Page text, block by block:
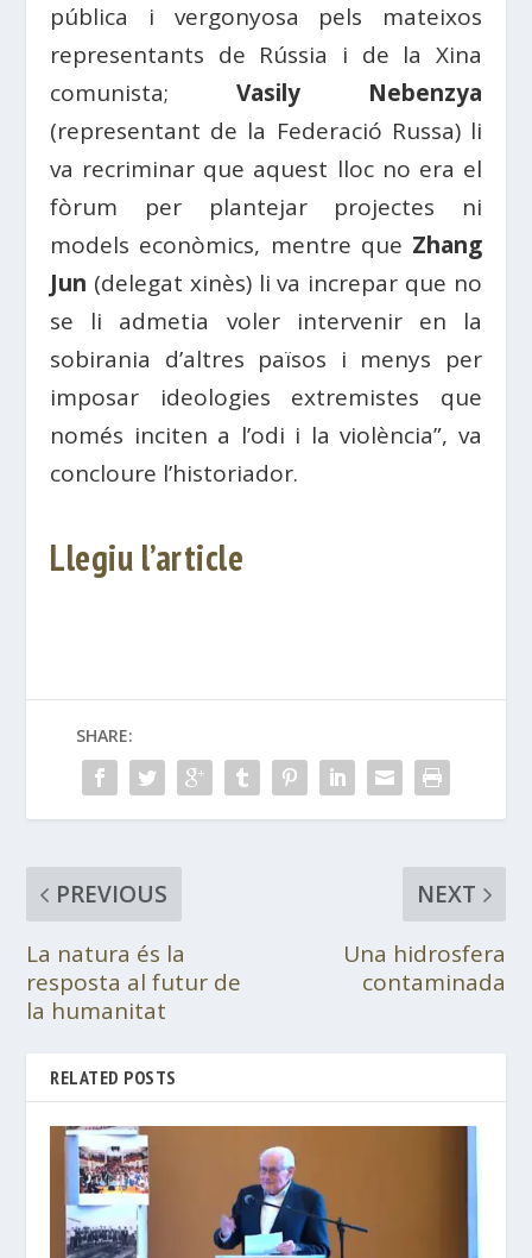
pública i vergonyosa pels mateixos
representants de Rússia i de la Xina
comunista; Vasily Nebenzya
(representant de la Federació Russa) li
va recriminar que aquest lloc no era el
fòrum per plantejar projectes ni
models econòmics, mentre que Zhang
Jun (delegat xinès) li va increpar que no
se li admetia voler intervenir en la
sobirania d’altres països i menys per
imposar ideologies extremistes que
només inciten a l’odi i la violència”, va
concloure l’historiador.
Llegiu l’article
SHARE:
PREVIOUS
La natura és la
resposta al futur de
la humanitat
NEXT
Una hidrosfera
contaminada
RELATED POSTS